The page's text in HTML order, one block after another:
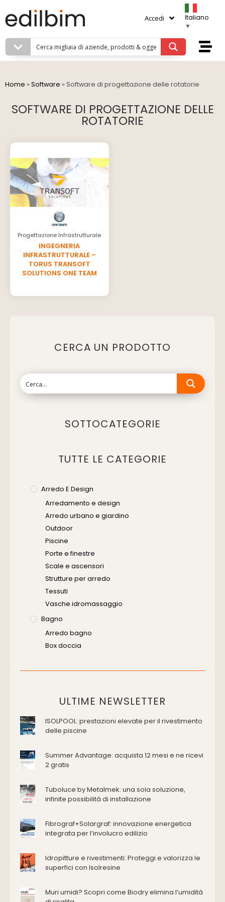
Accedi
Italiano
▼
Home » Software » Software di progettazione delle rotatorie
SOFTWARE DI PROGETTAZIONE DELLE
ROTATORIE
Progettazione Infrastrutturale
INGEGNERIA
INFRASTRUTTURALE –
TORUS TRANSOFT
SOLUTIONS ONE TEAM
CERCA UN PRODOTTO
SOTTOCATEGORIE
TUTTE LE CATEGORIE
Arredo E Design
Arredamento e design
Arredo urbano e giardino
Outdoor
Piscine
Porte e finestre
Scale e ascensori
Strutture per arredo
Tessuti
Vasche idromassaggio
Bagno
Arredo bagno
Box doccia
Placche di comando per wc
Domotica Ed Impianti Elettrici
Edilizia
Antincendio e sicurezza
Attrezzature manuali
Cappe d'aspirazione
Consolidamento
Deumidificazione
Energie rinnovabili
Ferramenta e fissaggi
Impianti idrici e depurazione
ULTIME NEWSLETTER
ISOLPOOL: prestazioni elevate per il rivestimento
delle piscine
Summer Advantage: acquista 12 mesi e ne ricevi
2 gratis
Tuboluce by Metalmek: una sola soluzione,
infinite possibilità di installazione
Fibrograf+Solargraf: innovazione energetica
integrata per l’involucro edilizio
Idropitture e rivestimenti: Proteggi e valorizza le
superfici con Isolresine
Muri umidi? Scopri come Biodry elimina l’umidità